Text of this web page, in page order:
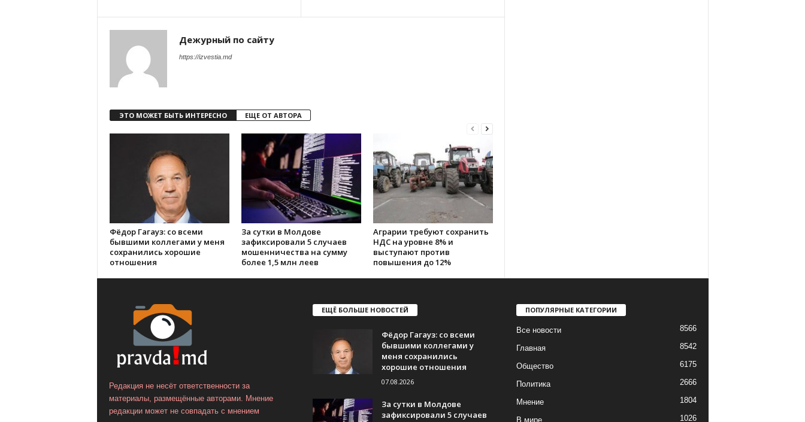
Дежурный по сайту
https://izvestia.md
ЭТО МОЖЕТ БЫТЬ ИНТЕРЕСНО ЕЩЕ ОТ АВТОРА
Фёдор Гагауз: со всеми
бывшими коллегами у меня
сохранились хорошие
отношения
За сутки в Молдове
зафиксировали 5 случаев
мошенничества на сумму
более 1,5 млн леев
Аграрии требуют сохранить
НДС на уровне 8% и
выступают против
повышения до 12%
Редакция не несёт ответственности за
материалы, размещённые авторами. Мнение
редакции может не совпадать с мнением
ЕЩЁ БОЛЬШЕ НОВОСТЕЙ
Фёдор Гагауз: со всеми
бывшими коллегами у
меня сохранились
хорошие отношения
07.08.2026
За сутки в Молдове
зафиксировали 5 случаев
ПОПУЛЯРНЫЕ КАТЕГОРИИ
Все новости 8566
Главная 8542
Общество 6175
Политика 2666
Мнение 1804
В мире 1026